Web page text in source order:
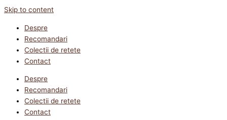
Skip to content
Despre
Recomandari
Colectii de retete
Contact
Despre
Recomandari
Colectii de retete
Contact